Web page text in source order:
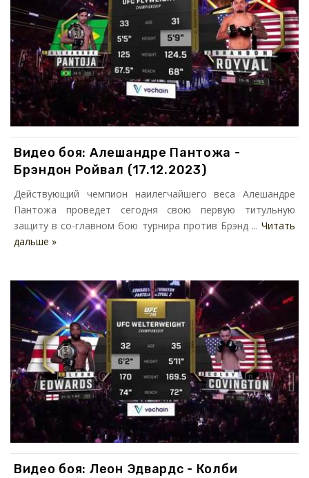
Видео боя: Алешандре Пантожа -
Брэндон Ройвал (17.12.2023)
Действующий чемпион наилегчайшего веса Алешандре
Пантожа проведет сегодня свою первую титульную
защиту в со-главном бою турнира против Брэнд ... Читать
дальше »
Видео боя: Леон Эдвардс - Колби